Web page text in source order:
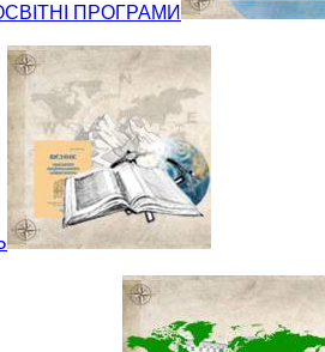
ПРОГРАМИ